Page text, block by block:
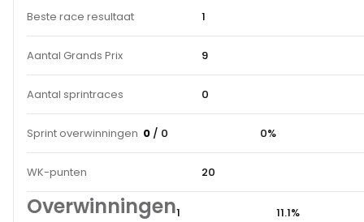
Beste race resultaat 1
Aantal Grands Prix 9
Aantal sprintraces 0
Sprint overwinningen 0 / 0 0%
WK-punten 20
Overwinningen1 11.1%